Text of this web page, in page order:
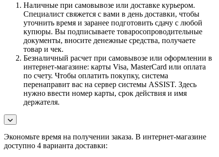
Наличные при самовывозе или доставке курьером.
Специалист свяжется с вами в день доставки, чтобы
уточнить время и заранее подготовить сдачу с любой
купюры. Вы подписываете товаросопроводительные
документы, вносите денежные средства, получаете
товар и чек.
Безналичный расчет при самовывозе или оформлении в
интернет-магазине: карты Visa, MasterCard или оплата
по счету. Чтобы оплатить покупку, система
перенаправит вас на сервер системы ASSIST. Здесь
нужно ввести номер карты, срок действия и имя
держателя.
Экономьте время на получении заказа. В интернет-магазине
доступно 4 варианта доставки: